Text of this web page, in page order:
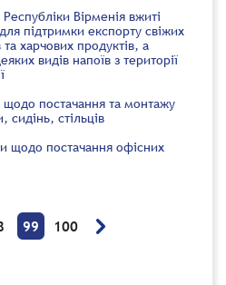
Вірменія вжиті
підтримки експорту свіжих
та харчових продуктів, а
видів напоїв з території
постачання та монтажу
сидінь, стільців
щодо постачання офісних
99 100